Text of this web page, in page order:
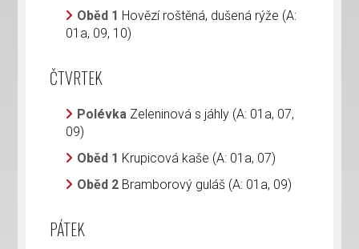
Oběd 1 Hovězí roštěná, dušená rýže (A:
01a, 09, 10)
ČTVRTEK
Polévka Zeleninová s jáhly (A: 01a, 07,
09)
Oběd 1 Krupicová kaše (A: 01a, 07)
Oběd 2 Bramborový guláš (A: 01a, 09)
PÁTEK